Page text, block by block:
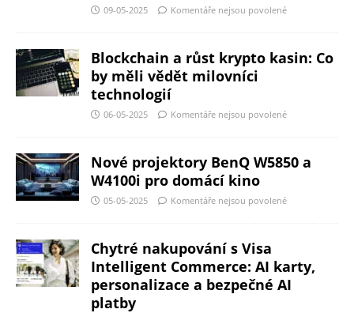
09-05-2025 Komentáře nejsou povolené
Blockchain a růst krypto kasin: Co
by měli vědět milovníci
technologií
06-05-2025 Komentáře nejsou povolené
Nové projektory BenQ W5850 a
W4100i pro domácí kino
05-05-2025 Komentáře nejsou povolené
Chytré nakupování s Visa
Intelligent Commerce: AI karty,
personalizace a bezpečné AI
platby